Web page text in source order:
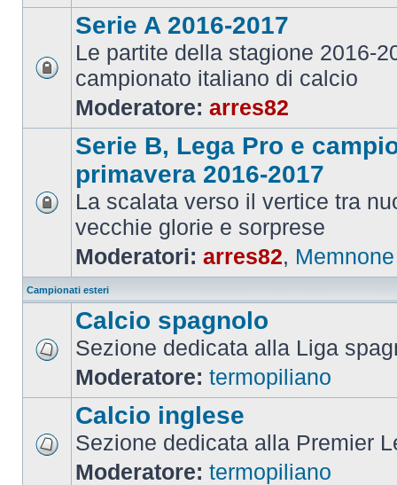
Serie A 2016-2017
Le partite della stagione 2016-
campionato italiano di calcio
Moderatore: arres82
Serie B, Lega Pro e
primavera 2016-2017
La scalata verso il vertice tra
vecchie glorie e sorprese
Moderatori: arres82, Memnone
Campionati esteri
Calcio spagnolo
Sezione dedicata alla Liga
Moderatore: termopiliano
Calcio inglese
Sezione dedicata alla Premier
Moderatore: termopiliano